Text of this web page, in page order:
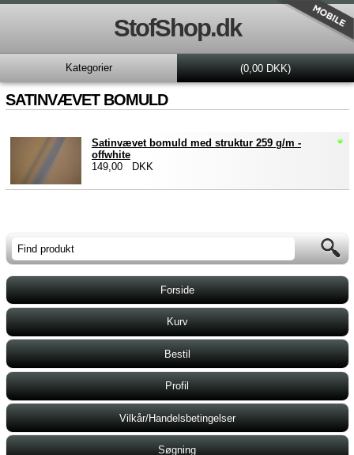
StofShop.dk
Kategorier (0,00 DKK)
SATINVÆVET BOMULD
Satinvævet bomuld med struktur 259 g/m -
offwhite
149,00 DKK
Forside
Kurv
Bestil
Profil
Vilkår/Handelsbetingelser
Søgning